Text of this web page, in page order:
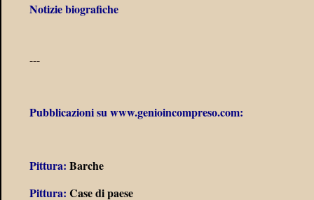
Notizie biografiche
---
Pubblicazioni su www.genioincompreso.com:
Pittura: Barche
Pittura: Case di paese